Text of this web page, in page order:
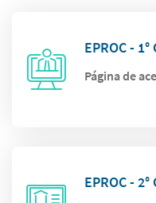
EPROC - 1°
Página de
EPROC - 2°